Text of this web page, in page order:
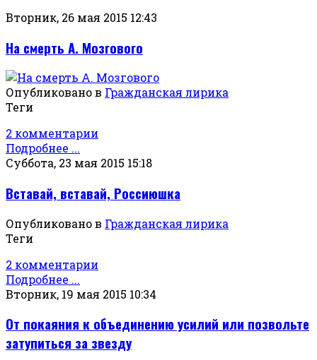
Вторник, 26 мая 2015 12:43
На смерть А. Мозгового
Опубликовано в Гражданская лирика
Теги
2 комментарии
Подробнее ...
Суббота, 23 мая 2015 15:18
Вставай, вставай, Россиюшка
Опубликовано в Гражданская лирика
Теги
2 комментарии
Подробнее ...
Вторник, 19 мая 2015 10:34
От покаяния к объединению усилий или позвольте
затупиться за звезду